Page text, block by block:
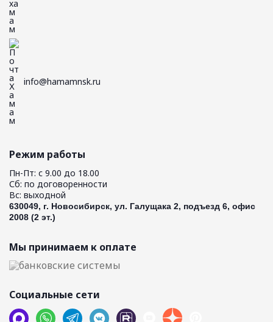
info@hamamnsk.ru
Режим работы
Пн-Пт: с 9.00 до 18.00
Сб: по договоренности
Вс: выходной
630049, г. Новосибирск, ул. Галущака 2, подъезд 6, офис
2008 (2 эт.)
Мы принимаем к оплате
Социальные сети